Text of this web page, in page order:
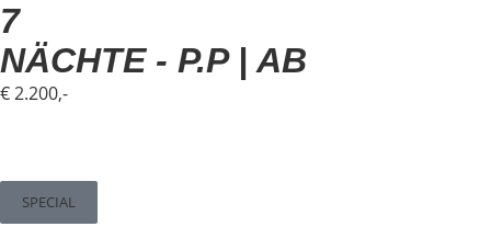
7
NÄCHTE - P.P | AB
€ 2.200,-
SPECIAL